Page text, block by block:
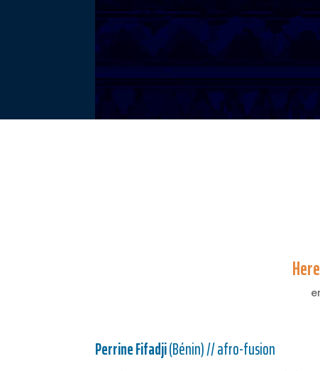
Perrine Fifadji(Bénin) // afro-fusion